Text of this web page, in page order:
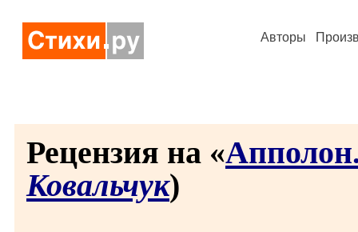
Авторы
Рецензия на «
Ковальчук)